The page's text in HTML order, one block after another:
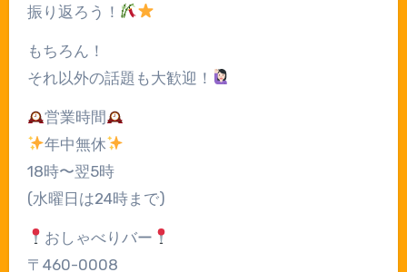
振り返ろう！
もちろん！
それ以外の話題も大歓迎！
営業時間
年中無休
18時〜翌5時
(水曜日は24時まで)
おしゃべりバー
〒460-0008